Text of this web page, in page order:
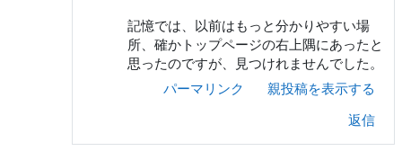
記憶では、以前はもっと分かりやすい場
所、確かトップページの右上隅にあったと
思ったのですが、見つけれませんでした。
パーマリンク
親投稿を表示する
返信